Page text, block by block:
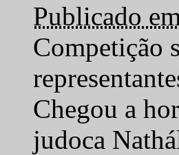
Publicado
Competição
Chegou a
judoca